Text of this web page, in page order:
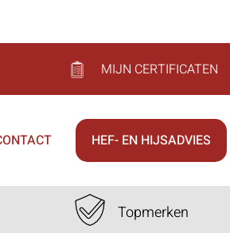
MIJN CERTIFICATEN
HEF- EN HIJSADVIES
Topmerken